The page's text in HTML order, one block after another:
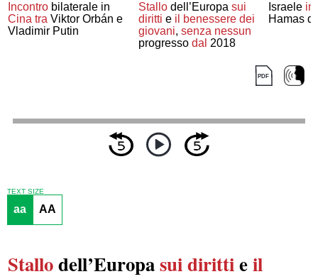
Incontro bilaterale in
Cina tra Viktor Orbán e
Vladimir Putin
Stallodell’Europa sui
diritti e il benessere dei
giovani, senza nessun
progresso dal 2018
Israele
Hamas
TEXT SIZE
aa AA
Stallodell’Europasui dirittieil